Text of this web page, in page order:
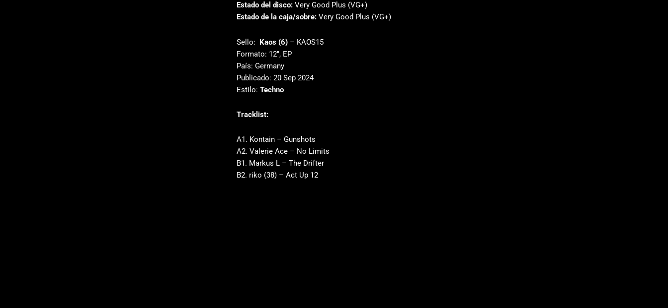
Estado del disco:Very Good Plus (VG+)
Estado de la caja/sobre:Very Good Plus (VG+)
Sello: Kaos (6)‎– KAOS15
Formato: 12″, EP
País: Germany
Publicado: 20 Sep 2024
Estilo: Techno
Tracklist:
A1. Kontain – Gunshots
A2. Valerie Ace – No Limits
B1. Markus L – The Drifter
B2. riko (38) – Act Up 12